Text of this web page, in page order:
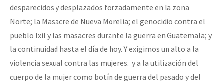
desparecidos y desplazados forzadamente en la zona
Norte; la Masacre de Nueva Morelia; el genocidio contra el
pueblo Ixil y las masacres durante la guerra en Guatemala; y
la continuidad hasta el día de hoy. Y exigimos un alto a la
violencia sexual contra las mujeres. y a la utilización del
cuerpo de la mujer como botín de guerra del pasado y del